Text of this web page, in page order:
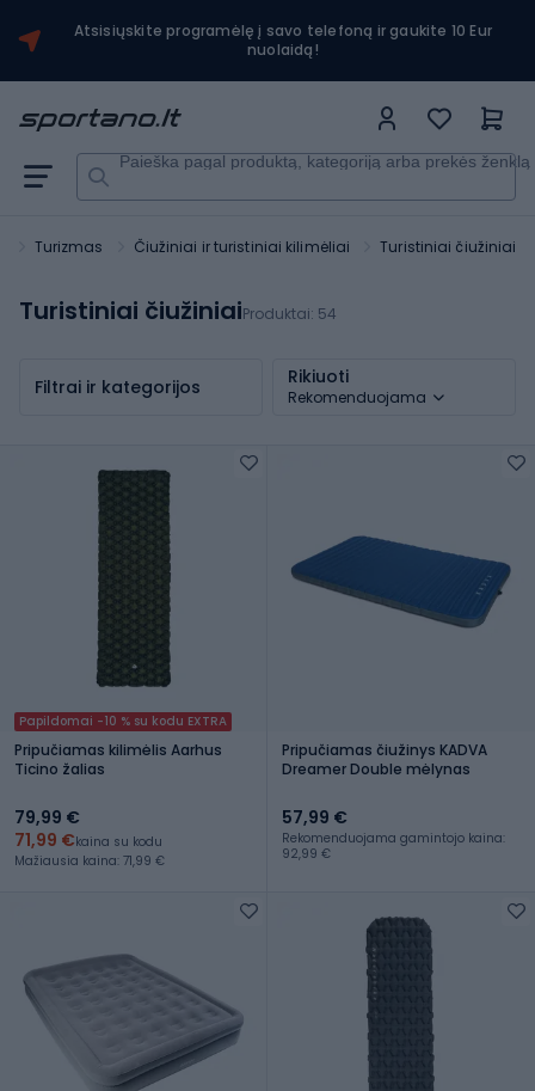
Atsisiųskite programėlę į savo telefoną ir gaukite 10 Eur
nuolaidą!
Paieška pagal produktą, kategoriją arba prekės ženklą
Turizmas Čiužiniai ir turistiniai kilimėliai Turistiniai čiužiniai
Turistiniai čiužiniaiProduktai: 54
Filtrai ir kategorijos Rikiuoti
Rekomenduojama
Papildomai -10 % su kodu EXTRA
Pripučiamas kilimėlis Aarhus
Ticino žalias
79,99 €
71,99 €kaina su kodu
Mažiausia kaina: 71,99 €
Pripučiamas čiužinys KADVA
Dreamer Double mėlynas
57,99 €
Rekomenduojama gamintojo kaina:
92,99 €